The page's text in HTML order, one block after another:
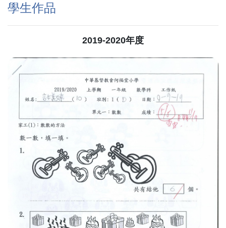
學生作品
2019-2020年度